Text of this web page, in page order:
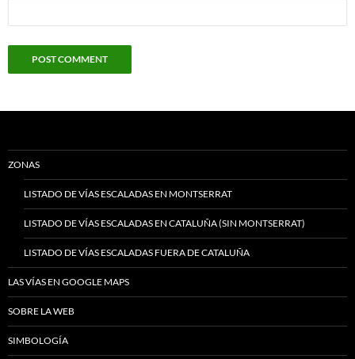
ZONAS
LISTADO DE VÍAS ESCALADAS EN MONTSERRAT
LISTADO DE VÍAS ESCALADAS EN CATALUÑA (SIN MONTSERRAT)
LISTADO DE VÍAS ESCALADAS FUERA DE CATALUÑA
LAS VÍAS EN GOOGLE MAPS
SOBRE LA WEB
SIMBOLOGÍA